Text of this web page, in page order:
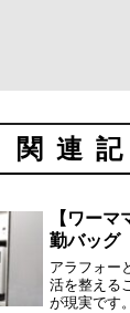
関連
【ワー
勤バッグ
アラフォー
活を整える
が現実です